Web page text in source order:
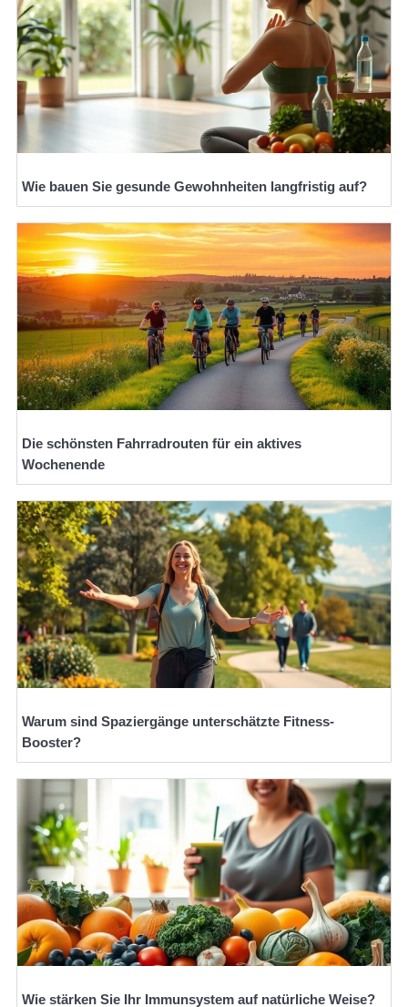
Wie bauen Sie gesunde Gewohnheiten langfristig auf?
Die schönsten Fahrradrouten für ein aktives
Wochenende
Warum sind Spaziergänge unterschätzte Fitness-
Booster?
Wie stärken Sie Ihr Immunsystem auf natürliche Weise?